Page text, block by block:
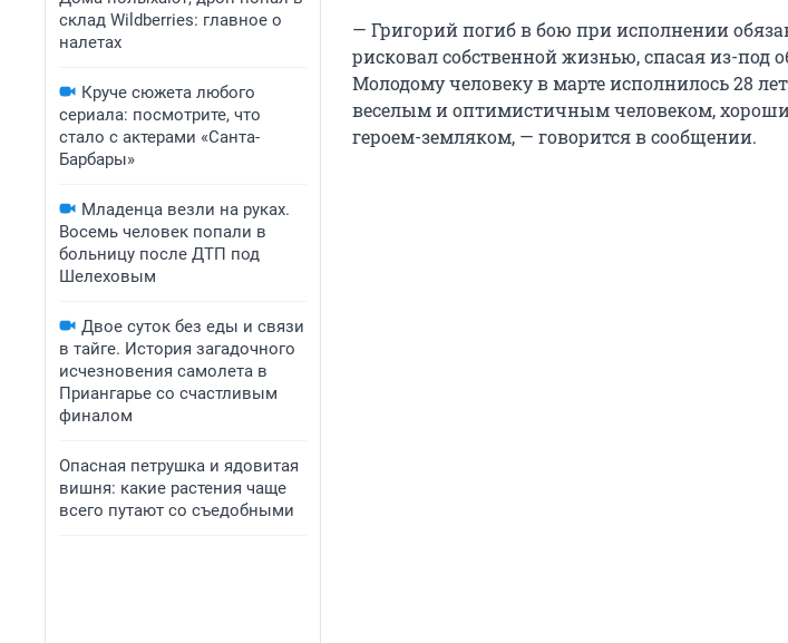
склад Wildberries: главное о
налетах
Круче сюжета любого
сериала: посмотрите, что
стало с актерами «Санта-
Барбары»
Младенца везли на руках.
Восемь человек попали в
больницу после ДТП под
Шелеховым
Двое суток без еды и связи
в тайге. История загадочного
исчезновения самолета в
Приангарье со счастливым
финалом
Опасная петрушка и ядовитая
вишня: какие растения чаще
всего путают со съедобными
— Григорий погиб в бою при исполнении
рисковал собственной жизнью, спасая из-под
Молодому человеку в марте исполнилось 28
веселым и оптимистичным человеком,
героем-земляком, — говорится в сообщении.